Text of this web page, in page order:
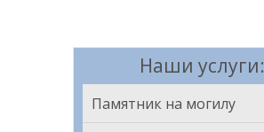
Наши услуги:
Памятник на могилу